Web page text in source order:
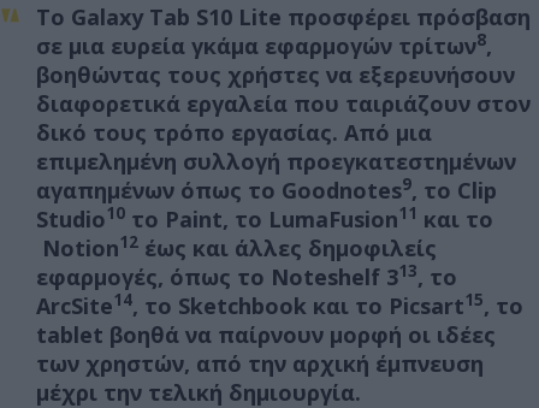
Το Galaxy Tab S10 Lite προσφέρει πρόσβαση
σε μια ευρεία γκάμα εφαρμογών τρίτων8,
βοηθώντας τους χρήστες να εξερευνήσουν
διαφορετικά εργαλεία που ταιριάζουν στον
δικό τους τρόπο εργασίας. Από μια
επιμελημένη συλλογή προεγκατεστημένων
αγαπημένων όπως το Goodnotes9, το Clip
Studio10 το Paint, το LumaFusion11 και το
Notion12 έως και άλλες δημοφιλείς
εφαρμογές, όπως το Noteshelf 313, το
ArcSite14, το Sketchbook και το Picsart15, το
tablet βοηθά να παίρνουν μορφή οι ιδέες
των χρηστών, από την αρχική έμπνευση
μέχρι την τελική δημιουργία.